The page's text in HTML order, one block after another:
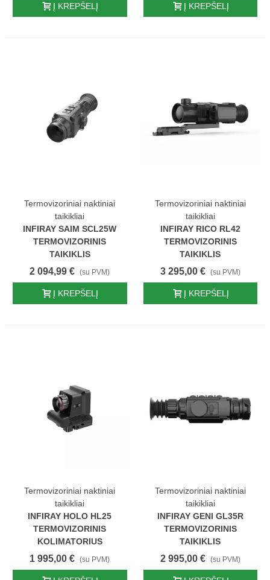
Į KREPŠELĮ Į KREPŠELĮ
Termovizoriniai naktiniai
taikikliai
INFIRAY SAIM SCL25W
TERMOVIZORINIS
TAIKIKLIS
2 094,99 € (su PVM)
Į KREPŠELĮ
Termovizoriniai naktiniai
taikikliai
INFIRAY RICO RL42
TERMOVIZORINIS
TAIKIKLIS
3 295,00 € (su PVM)
Į KREPŠELĮ
Termovizoriniai naktiniai
taikikliai
INFIRAY HOLO HL25
TERMOVIZORINIS
KOLIMATORIUS
1 995,00 € (su PVM)
Termovizoriniai naktiniai
taikikliai
INFIRAY GENI GL35R
TERMOVIZORINIS
TAIKIKLIS
2 995,00 € (su PVM)